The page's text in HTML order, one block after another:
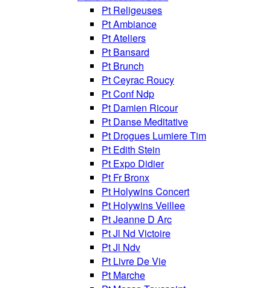
Pt Religeuses
Pt Ambiance
Pt Ateliers
Pt Bansard
Pt Brunch
Pt Ceyrac Roucy
Pt Conf Ndp
Pt Damien Ricour
Pt Danse Meditative
Pt Drogues Lumiere Tim
Pt Edith Stein
Pt Expo Didier
Pt Fr Bronx
Pt Holywins Concert
Pt Holywins Veillee
Pt Jeanne D Arc
Pt Jl Nd Victoire
Pt Jl Ndv
Pt Livre De Vie
Pt Marche